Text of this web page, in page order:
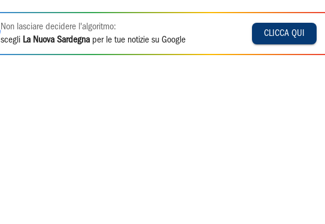
Non lasciare decidere l'algoritmo:
scegli La Nuova Sardegna per le tue notizie su Google
CLICCA QUI